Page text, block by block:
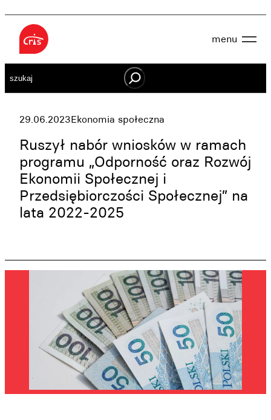
Przejdź
treści
menu
Aktualności
Wspieraj nas
Kontakt
OWES
Oferta
Szukaj
29.06.2023Ekonomia społeczna
Ruszył nabór wniosków w ramach
programu „Odporność oraz Rozwój
Ekonomii Społecznej i
Przedsiębiorczości Społecznej” na
lata 2022-2025